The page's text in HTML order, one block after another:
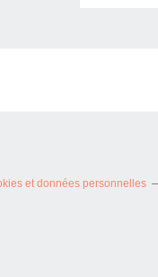
et données personnelles